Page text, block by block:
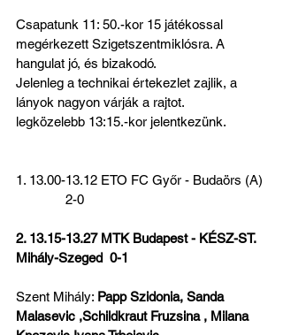
Csapatunk 11: 50.-kor 15 játékossal
megérkezett Szigetszentmiklósra. A
hangulat jó, és bizakodó.
Jelenleg a technikai értekezlet zajlik, a
lányok nagyon várják a rajtot.
legközelebb 13:15.-kor jelentkezünk.
1. 13.00-13.12 ETO FC Győr - Budaörs (A)
              2-0
2. 13.15-13.27 MTK Budapest - KÉSZ-ST.
Mihály-Szeged  0-1
Szent Mihály: Papp Szidonia, Sanda
Malasevic ,Schildkraut Fruzsina , Milana